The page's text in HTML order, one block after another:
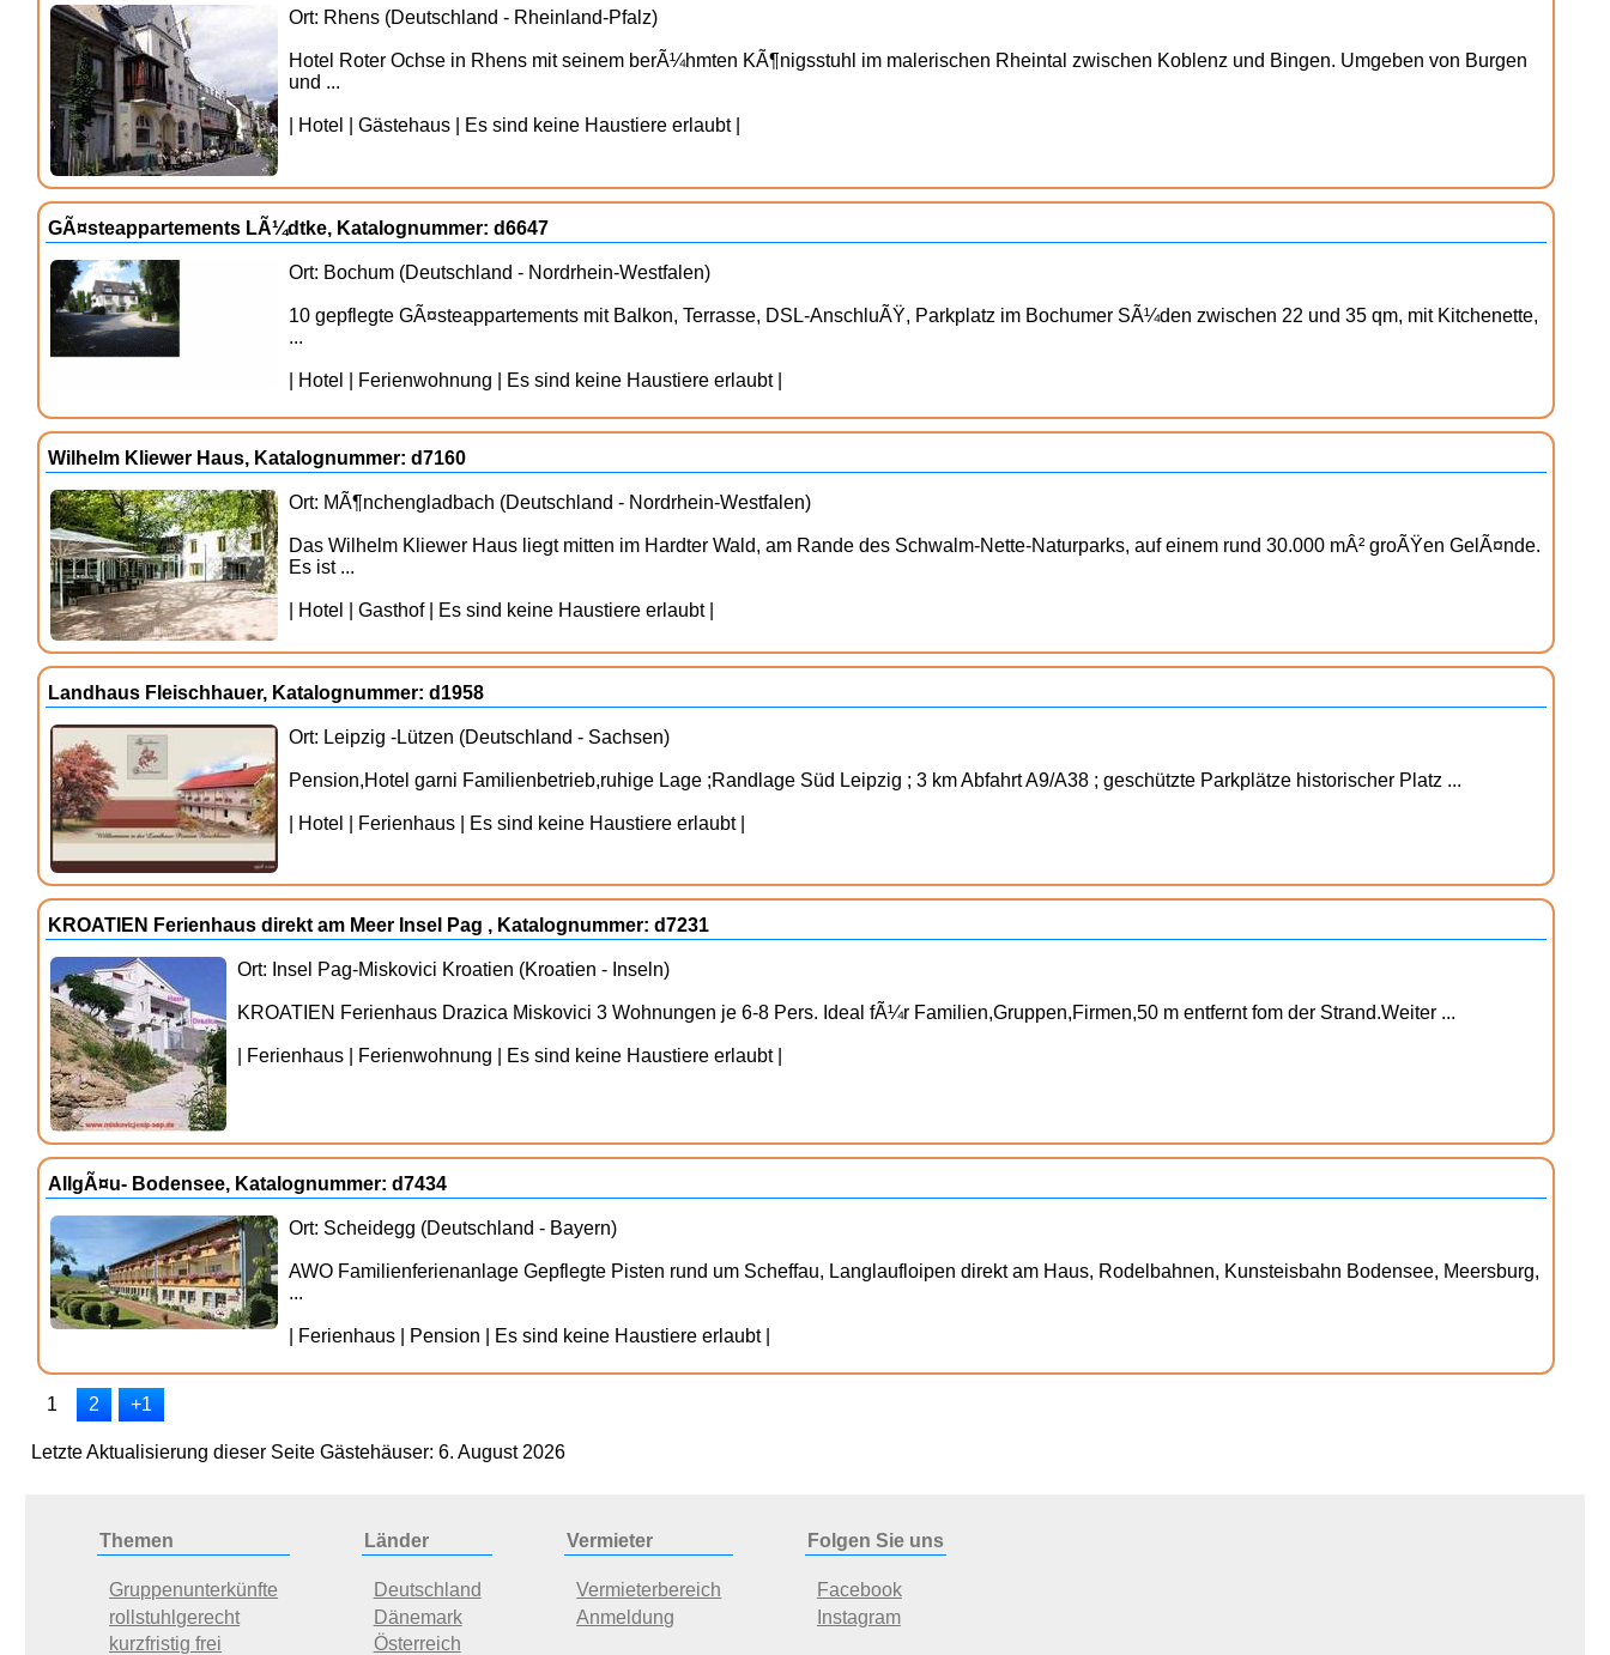
Ort: Rhens (Deutschland - Rheinland-Pfalz)
Hotel Roter Ochse in Rhens mit seinem berÃ¼hmten KÃ¶nigsstuhl im malerischen Rheintal zwischen Koblenz und Bingen. Umgeben von Burgen
und ...
| Hotel | Gästehaus | Es sind keine Haustiere erlaubt |
GÃ¤steappartements LÃ¼dtke, Katalognummer: d6647
Ort: Bochum (Deutschland - Nordrhein-Westfalen)
10 gepflegte GÃ¤steappartements mit Balkon, Terrasse, DSL-AnschluÃŸ, Parkplatz im Bochumer SÃ¼den zwischen 22 und 35 qm, mit Kitchenette,
...
| Hotel | Ferienwohnung | Es sind keine Haustiere erlaubt |
Wilhelm Kliewer Haus, Katalognummer: d7160
Ort: MÃ¶nchengladbach (Deutschland - Nordrhein-Westfalen)
Das Wilhelm Kliewer Haus liegt mitten im Hardter Wald, am Rande des Schwalm-Nette-Naturparks, auf einem rund 30.000 mÂ² groÃŸen GelÃ¤nde.
Es ist ...
| Hotel | Gasthof | Es sind keine Haustiere erlaubt |
Landhaus Fleischhauer, Katalognummer: d1958
Ort: Leipzig -Lützen (Deutschland - Sachsen)
Pension,Hotel garni Familienbetrieb,ruhige Lage ;Randlage Süd Leipzig ; 3 km Abfahrt A9/A38 ; geschützte Parkplätze historischer Platz ...
| Hotel | Ferienhaus | Es sind keine Haustiere erlaubt |
KROATIEN Ferienhaus direkt am Meer Insel Pag , Katalognummer: d7231
Ort: Insel Pag-Miskovici Kroatien (Kroatien - Inseln)
KROATIEN Ferienhaus Drazica Miskovici 3 Wohnungen je 6-8 Pers. Ideal fÃ¼r Familien,Gruppen,Firmen,50 m entfernt fom der Strand.Weiter ...
| Ferienhaus | Ferienwohnung | Es sind keine Haustiere erlaubt |
AllgÃ¤u- Bodensee, Katalognummer: d7434
Ort: Scheidegg (Deutschland - Bayern)
AWO Familienferienanlage Gepflegte Pisten rund um Scheffau, Langlaufloipen direkt am Haus, Rodelbahnen, Kunsteisbahn Bodensee, Meersburg,
...
| Ferienhaus | Pension | Es sind keine Haustiere erlaubt |
1 2 +1
Letzte Aktualisierung dieser Seite Gästehäuser: 6. August 2026
Themen
Gruppenunterkünfte
rollstuhlgerecht
kurzfristig frei
Länder
Deutschland
Dänemark
Österreich
Vermieter
Vermieterbereich
Anmeldung
Folgen Sie uns
Facebook
Instagram